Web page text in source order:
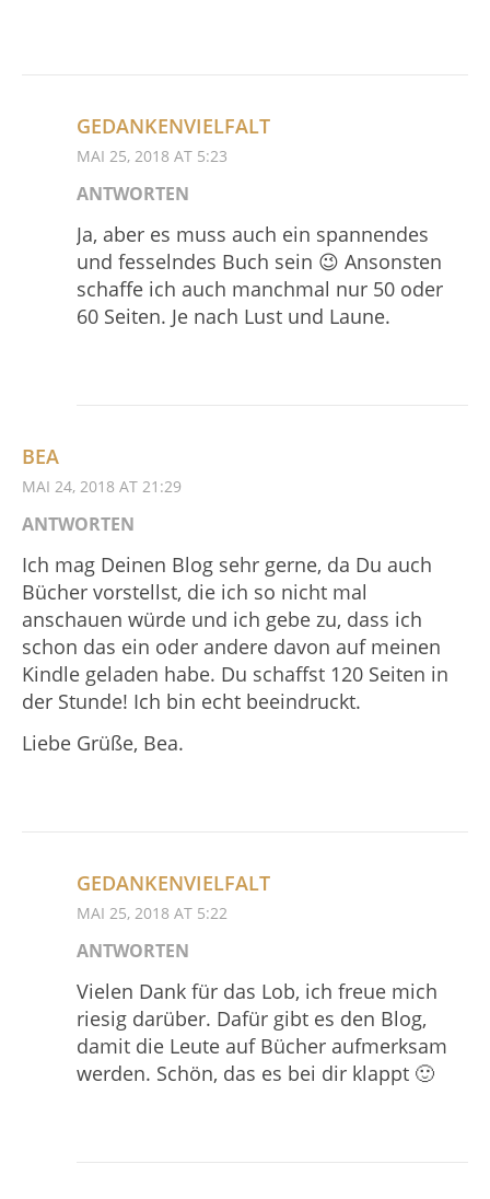
GEDANKENVIELFALT
MAI 25, 2018 AT 5:23
ANTWORTEN
Ja, aber es muss auch ein spannendes
und fesselndes Buch sein 😉 Ansonsten
schaffe ich auch manchmal nur 50 oder
60 Seiten. Je nach Lust und Laune.
BEA
MAI 24, 2018 AT 21:29
ANTWORTEN
Ich mag Deinen Blog sehr gerne, da Du auch
Bücher vorstellst, die ich so nicht mal
anschauen würde und ich gebe zu, dass ich
schon das ein oder andere davon auf meinen
Kindle geladen habe. Du schaffst 120 Seiten in
der Stunde! Ich bin echt beeindruckt.
Liebe Grüße, Bea.
GEDANKENVIELFALT
MAI 25, 2018 AT 5:22
ANTWORTEN
Vielen Dank für das Lob, ich freue mich
riesig darüber. Dafür gibt es den Blog,
damit die Leute auf Bücher aufmerksam
werden. Schön, das es bei dir klappt 🙂